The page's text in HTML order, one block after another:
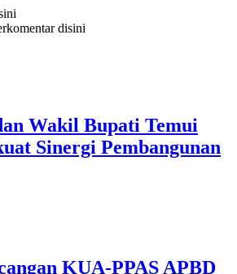
disini
Wakil Bupati Temui
Sinergi Pembangunan
KUA-PPAS APBD